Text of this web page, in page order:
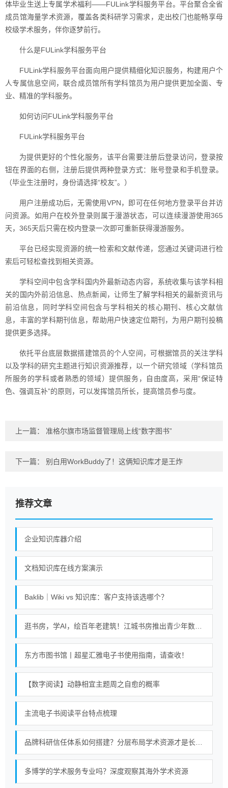
体毕业生送上专属学术福利——FULink学科服务平台。平台聚合全省
成员馆海量学术资源，覆盖各类科研学习需求，走出校门也能畅享母
校级学术服务，伴你逐梦前行。
什么是FULink学科服务平台
FULink学科服务平台面向用户提供精细化知识服务，构建用户个
人专属信息空间，联合成员馆所有学科馆员为用户提供更加全面、专
业、精准的学科服务。
如何访问FULink学科服务平台
FULink学科服务平台
为提供更好的个性化服务，该平台需要注册后登录访问，登录按
钮在界面的右侧，注册后提供两种登录方式：账号登录和手机登录。
（毕业生注册时，身份请选择“校友”。）
用户注册成功后，无需使用VPN，即可在任何地方登录平台并访
问资源。如用户在校外登录则属于漫游状态，可以连续漫游使用365
天，365天后只需在校内登录一次即可重新获得漫游服务。
平台已经实现资源的统一检索和文献传递，您通过关键词进行检
索后可轻松查找到相关资源。
学科空间中包含学科国内外最新动态内容，系统收集与该学科相
关的国内外前沿信息、热点新闻，让师生了解学科相关的最新资讯与
前沿信息，同时学科空间包含与学科相关的核心期刊、核心文献信
息，丰富的学科期刊信息，帮助用户快速定位期刊，为用户期刊投稿
提供更多选择。
依托平台底层数据搭建馆员的个人空间，可根据馆员的关注学科
以及学科的研究主题进行知识资源推荐，以一个研究领域（学科馆员
所服务的学科或者熟悉的领域）提供服务，自由度高，采用“保证特
色、强调互补”的原则，可以发挥馆员所长，提高馆员参与度。
上一篇： 准格尔旗市场监督管理局上线“数字图书”
下一篇： 别白用WorkBuddy了！这俩知识库才是王炸
推荐文章
企业知识库器介绍
文档知识库在线方案演示
Baklib｜Wiki vs 知识库：客户支持该选哪个？
东方市图书馆丨超星汇雅电子书使用指南，请查收！
【数字阅读】动静相宜主题周之自愈的概率
主流电子书阅读平台特点梳理
多博学的学术服务专业吗？深度观察其海外学术资源